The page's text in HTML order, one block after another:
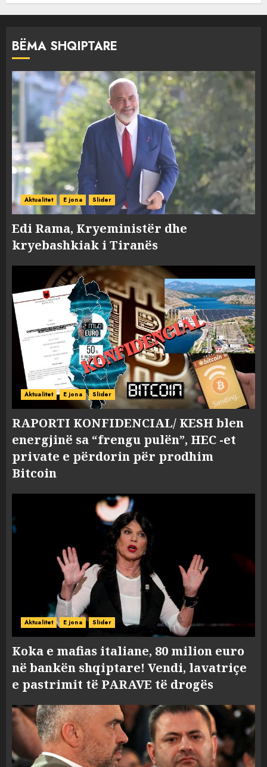
BËMA SHQIPTARE
Aktualitet E jona Slider
Edi Rama, Kryeministër dhe
kryebashkiak i Tiranës
Aktualitet E jona Slider
RAPORTI KONFIDENCIAL/ KESH blen
energjinë sa “frengu pulën”, HEC -et
private e përdorin për prodhim
Bitcoin
Aktualitet E jona Slider
Koka e mafias italiane, 80 milion euro
në bankën shqiptare! Vendi, lavatriçe
e pastrimit të PARAVE të drogës